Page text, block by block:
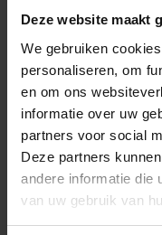
Deze website maakt
We gebruiken
personaliseren, om
en om ons
informatie over uw
partners voor social
Deze partners
andere informatie die
van uw gebruik van